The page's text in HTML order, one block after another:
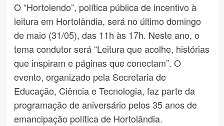
O “Hortolendo”, política pública de incentivo à
leitura em Hortolândia, será no último domingo
de maio (31/05), das 11h às 17h. Neste ano, o
tema condutor será “Leitura que acolhe, histórias
que inspiram e páginas que conectam”. O
evento, organizado pela Secretaria de
Educação, Ciência e Tecnologia, faz parte da
programação de aniversário pelos 35 anos de
emancipação política de Hortolândia.